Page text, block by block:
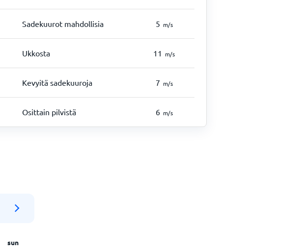
Sadekuurot mahdollisia 5 m/s
Ukkosta 11 m/s
Kevyitä sadekuuroja 7 m/s
Osittain pilvistä 6 m/s
sun